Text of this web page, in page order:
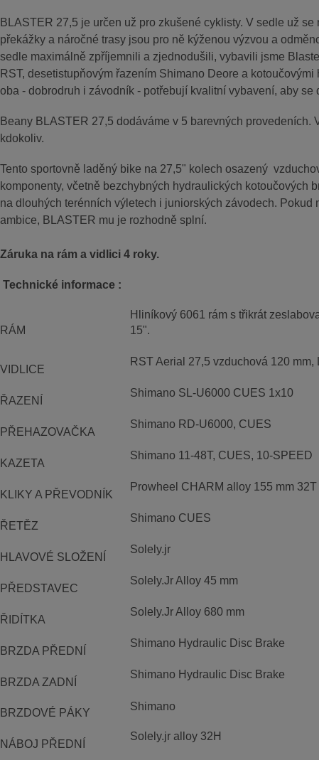
BLASTER 27,5 je určen už pro zkušené cyklisty. V sedle už
překážky a náročné trasy jsou pro ně kýženou výzvou a
sedle maximálně zpříjemnili a zjednodušili, vybavili jsme
RST, desetistupňovým řazením Shimano Deore a
oba - dobrodruh i závodník - potřebují kvalitní vybavení, aby se
Beany BLASTER 27,5 dodáváme v 5 barevných provedeních.
kdokoliv.
Tento sportovně laděný bike na 27,5" kolech osazený
komponenty, včetně bezchybných hydraulických kotoučových
na dlouhých terénních výletech i juniorských závodech. Pokud
ambice, BLASTER mu je rozhodně splní.
Záruka na rám a vidlici 4 roky.
Technické informace :
RÁM
Hliníkový 6061 rám s třikrát
15".
VIDLICE
RST Aerial 27,5 vzduchová 120 mm,
ŘAZENÍ
Shimano SL-U6000 CUES 1x10
PŘEHAZOVAČKA
Shimano RD-U6000, CUES
KAZETA
Shimano 11-48T, CUES, 10-SPEED
KLIKY A PŘEVODNÍK
Prowheel CHARM alloy 155 mm 32T
ŘETĚZ
Shimano CUES
HLAVOVÉ SLOŽENÍ
Solely.jr
PŘEDSTAVEC
Solely.Jr Alloy 45 mm
ŘIDÍTKA
Solely.Jr Alloy 680 mm
BRZDA PŘEDNÍ
Shimano Hydraulic Disc Brake
BRZDA ZADNÍ
Shimano Hydraulic Disc Brake
BRZDOVÉ PÁKY
Shimano
NÁBOJ PŘEDNÍ
Solely.jr alloy 32H